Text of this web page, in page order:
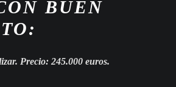
BUEN
Precio: 245.000 euros.